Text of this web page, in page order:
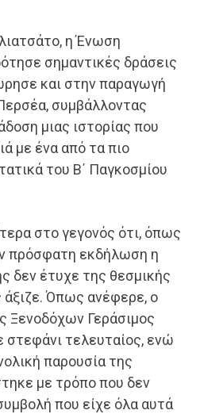
η Ένωση
σημαντικές δράσεις
και στην παραγωγή
συμβάλλοντας
μιας ιστορίας που
με ένα από τα πιο
του Β΄ Παγκοσμίου
στο γεγονός ότι, όπως
πρόσφατη εκδήλωση η
δεν έτυχε της θεσμικής
Όπως ανέφερε, ο
Ξενοδόχων Γεράσιμος
στεφάνι τελευταίος, ενώ
παρουσία της
με τρόπο που δεν
που είχε όλα αυτά